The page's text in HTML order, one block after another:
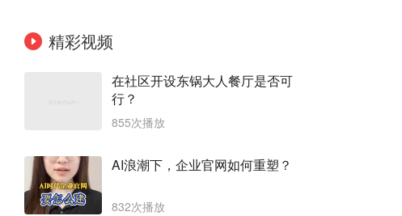
精彩视频
在社区开设东锅大人餐厅是否可
行？
855次播放
AI浪潮下，企业官网如何重塑？
832次播放